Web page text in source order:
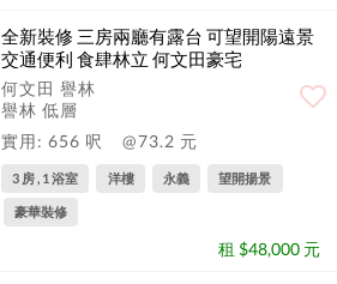
全新裝修 三房兩廳有露台 可望開陽遠景
交通便利 食肆林立 何文田豪宅
何文田 譽林
譽林 低層
實用: 656 呎
@73.2 元
3 房 , 1 浴室 洋樓 永義 望開揚景
豪華裝修
租 $48,000 元